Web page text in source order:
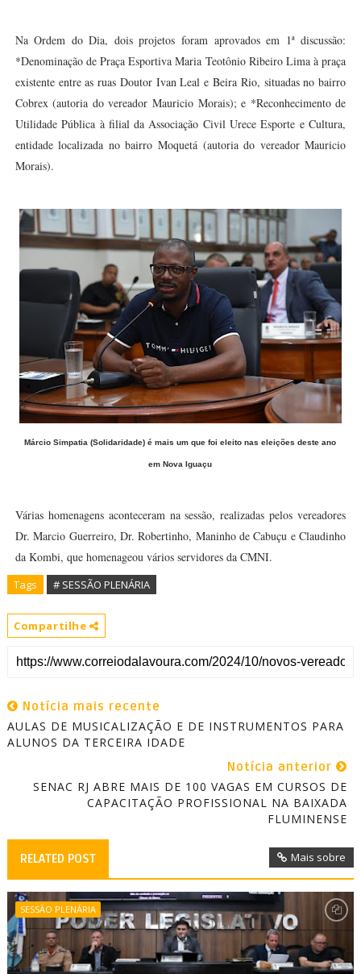
Na Ordem do Dia, dois projetos foram aprovados em 1ª discussão:
*Denominação de Praça Esportiva Maria Teotônio Ribeiro Lima à praça
existente entre as ruas Doutor Ivan Leal e Beira Rio, situadas no bairro
Cobrex (autoria do vereador Mauricio Morais); e *Reconhecimento de
Utilidade Pública à filial da Associação Civil Urece Esporte e Cultura,
entidade localizada no bairro Moquetá (autoria do vereador Mauricio
Morais).
Márcio Simpatia (Solidaridade) é mais um que foi eleito nas eleições deste ano
em Nova Iguaçu
Várias homenagens aconteceram na sessão, realizadas pelos vereadores
Dr. Marcio Guerreiro, Dr. Robertinho, Maninho de Cabuçu e Claudinho
da Kombi, que homenageou vários servidores da CMNI.
Tags # SESSÃO PLENÁRIA
Compartilhe
Notícia mais recente
AULAS DE MUSICALIZAÇÃO E DE INSTRUMENTOS PARA
ALUNOS DA TERCEIRA IDADE
Notícia anterior
SENAC RJ ABRE MAIS DE 100 VAGAS EM CURSOS DE
CAPACITAÇÃO PROFISSIONAL NA BAIXADA
FLUMINENSE
RELATED POST Mais sobre
SESSÃO PLENÁRIA